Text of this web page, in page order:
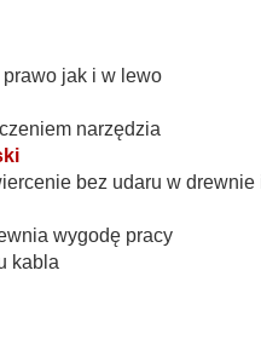
jak i w lewo
narzędzia
bez udaru w drewnie
wygodę pracy
kabla